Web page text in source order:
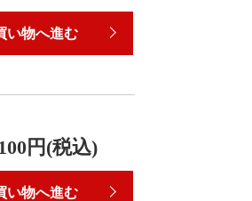
い物へ進む
円(税込)
い物へ進む